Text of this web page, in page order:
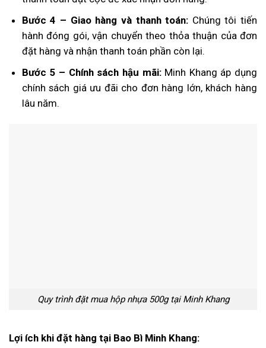
Bước 4 – Giao hàng và thanh toán: Chúng tôi tiến
hành đóng gói, vận chuyển theo thỏa thuận của đơn
đặt hàng và nhận thanh toán phần còn lại.
Bước 5 – Chính sách hậu mãi:Minh Khang áp dụng
chính sách giá ưu đãi cho đơn hàng lớn, khách hàng
lâu năm.
Quy trình đặt mua hộp nhựa 500g tại Minh Khang
Lợi ích khi đặt hàng tại Bao Bì Minh Khang: